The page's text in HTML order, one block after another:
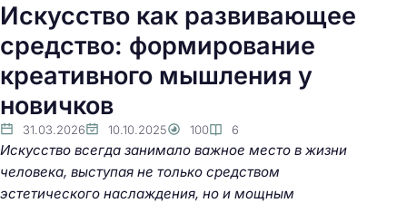
Искусство как развивающее
средство: формирование
креативного мышления у
новичков
31.03.2026 10.10.2025 100 6
Искусство всегда занимало важное место в жизни
человека, выступая не только средством
эстетического наслаждения, но и мощным